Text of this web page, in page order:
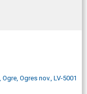
Ogres nov., LV-5001